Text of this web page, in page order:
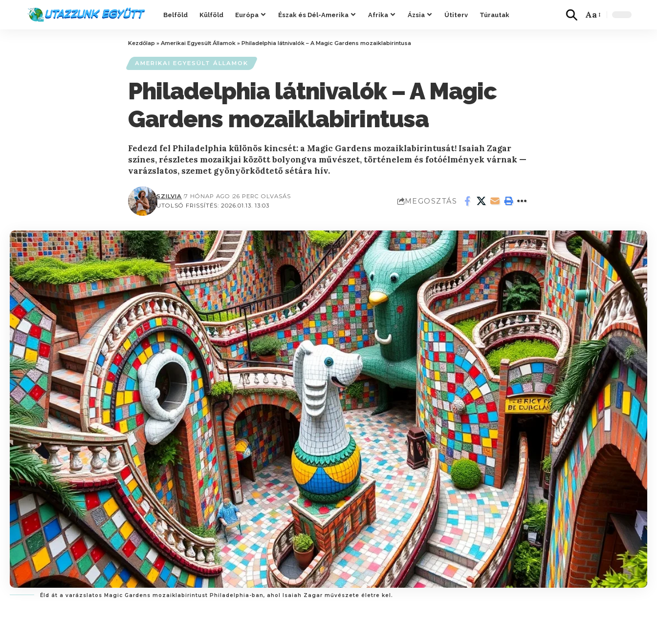
Belföld Külföld Európa Észak és Dél-Amerika Afrika Ázsia Útiterv Túrautak Aa
Kezdőlap » Amerikai Egyesült Államok » Philadelphia látnivalók – A Magic Gardens mozaiklabirintusa
AMERIKAI EGYESÜLT ÁLLAMOK
Philadelphia látnivalók – A Magic
Gardens mozaiklabirintusa
Fedezd fel Philadelphia különös kincsét: a Magic Gardens mozaiklabirintusát! Isaiah Zagar
színes, részletes mozaikjai között bolyongva művészet, történelem és fotóélmények várnak —
varázslatos, szemet gyönyörködtető sétára hív.
UTOLSÓ FRISSÍTÉS: 2026.01.13. 13:03
SZILVIA 7 HÓNAP AGO 26 PERC OLVASÁS
MEGOSZTÁS
Éld át a varázslatos Magic Gardens mozaiklabirintust Philadelphia-ban, ahol Isaiah Zagar művészete életre kel.